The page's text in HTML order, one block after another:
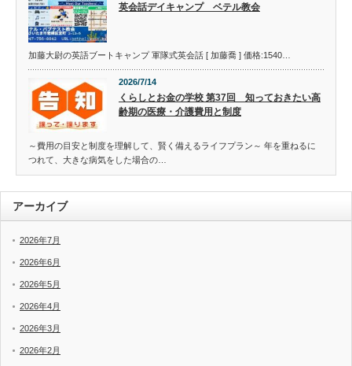
英会話デイキャンプ ベテル教会
加藤大尉の英語ブートキャンプ 軍隊式英会話 [ 加藤喬 ] 価格:1540…
2026/7/14
くらしとお金の学校 第37回 知っておきたい高
齢期の医療・介護費用と制度
～費用の目安と制度を理解して、賢く備えるライフプラン～ 年を重ねるに
つれて、大きな病気をした場合の…
アーカイブ
2026年7月
2026年6月
2026年5月
2026年4月
2026年3月
2026年2月